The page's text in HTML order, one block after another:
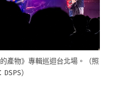
產物》專輯巡迴台北場。（照
）